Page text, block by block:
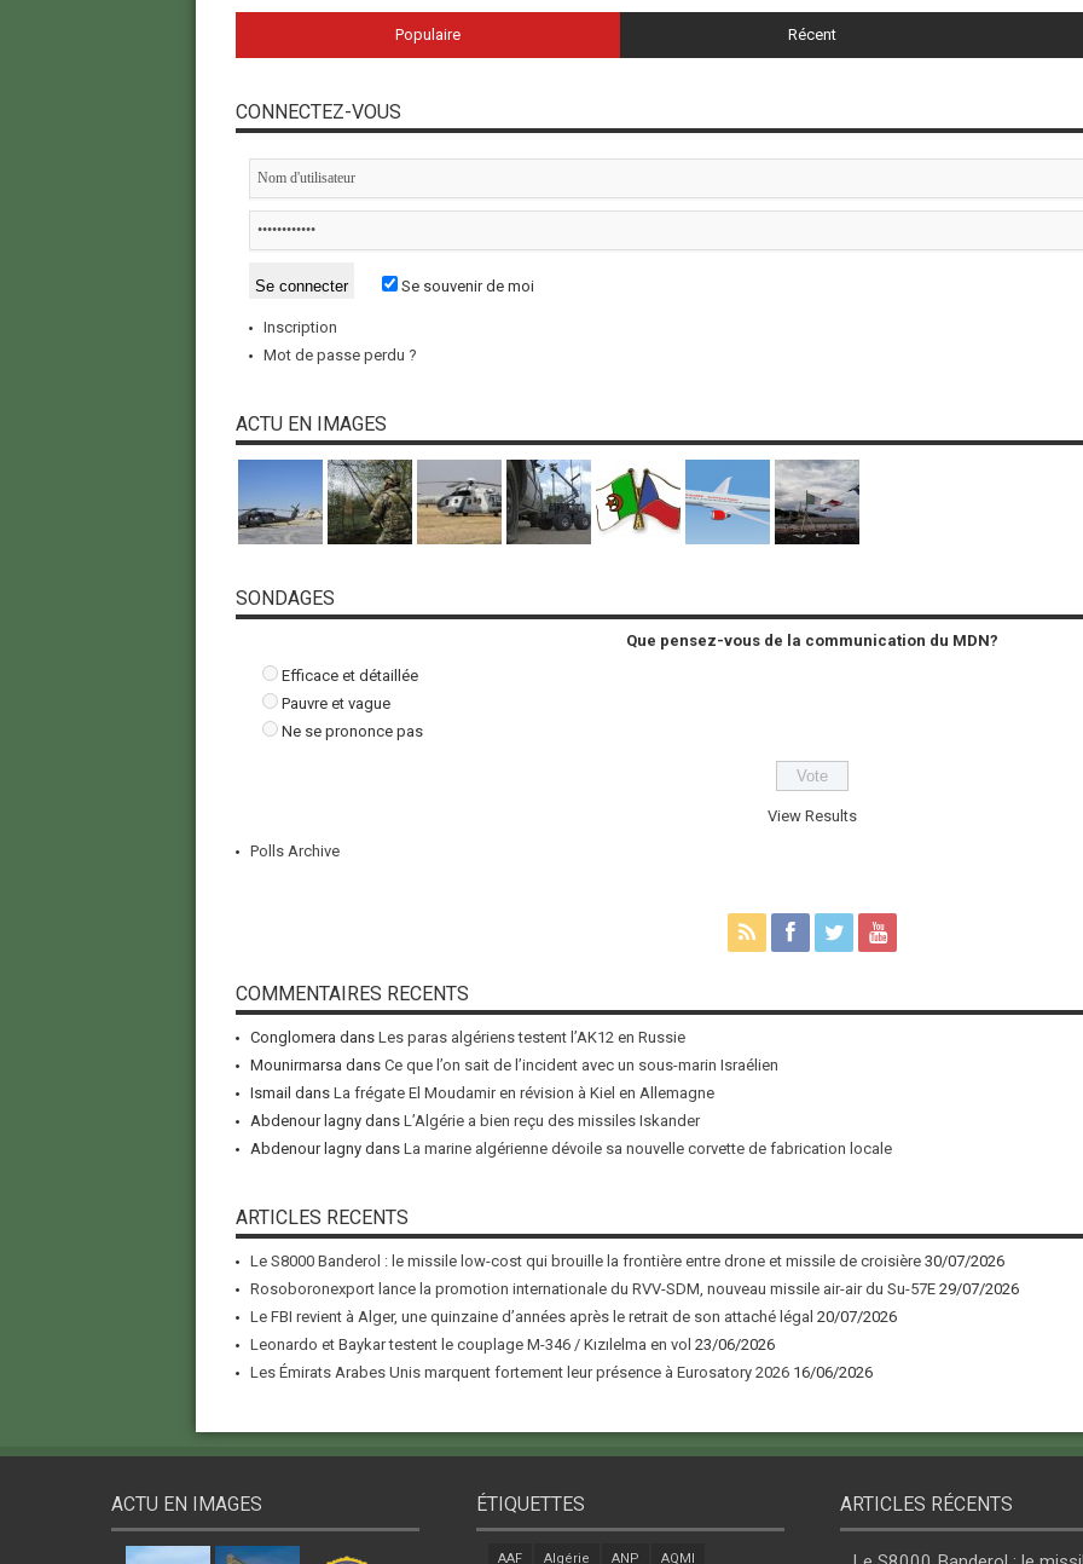
Populaire Récent
CONNECTEZ-VOUS
Se souvenir de moi
Inscription
Mot de passe perdu ?
ACTU EN IMAGES
SONDAGES
Que pensez-vous de la communication du MDN?
Efficace et détaillée
Pauvre et vague
Ne se prononce pas
View Results
Polls Archive
COMMENTAIRES RECENTS
Conglomera dans Les paras algériens testent l’AK12 en Russie
Mounirmarsa dans Ce que l’on sait de l’incident avec un sous-marin Israélien
Ismail dans La frégate El Moudamir en révision à Kiel en Allemagne
Abdenour lagnydans L’Algérie a bien reçu des missiles Iskander
Abdenour lagnydans La marine algérienne dévoile sa nouvelle corvette de fabrication locale
ARTICLES RECENTS
Le S8000 Banderol : le missile low-cost qui brouille la frontière entre drone et missile de croisière 30/07/2026
Rosoboronexport lance la promotion internationale du RVV-SDM, nouveau missile air-air du Su-57E 29/07/2026
Le FBI revient à Alger, une quinzaine d’années après le retrait de son attaché légal 20/07/2026
Leonardo et Baykar testent le couplage M-346 / Kızılelma en vol 23/06/2026
Les Émirats Arabes Unis marquent fortement leur présence à Eurosatory 2026 16/06/2026
ACTU EN IMAGES ÉTIQUETTES
AAF Algérie ANP AQMI
ARTICLES RÉCENTS